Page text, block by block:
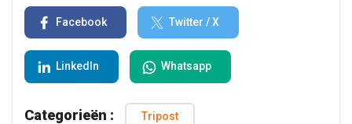
Facebook Twitter / X
LinkedIn Whatsapp
Categorieën : Tripost